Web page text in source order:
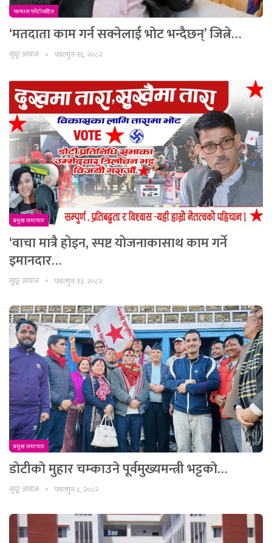
फ्ल्यास फाेटाेसहित
‘मतदाता काम गर्न सक्नेलाई भाेट भन्दैछन्’ जित्ने…
सुदूर आवाज फाल्गुन १६, २०८२
प्रमुख समाचार
‘वाचा मात्रै होइन, स्पष्ट योजनाकासाथ काम गर्ने
इमानदार…
सुदूर आवाज फाल्गुन १३, २०८२
प्रमुख समाचार
डाेटीकाे मुहार चम्काउने पूर्वमुख्यमन्त्री भट्टकाे…
सुदूर आवाज फाल्गुन ८, २०८२